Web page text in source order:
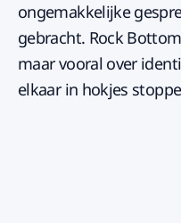
ongemakkelijke
gebracht. Rock
maar vooral over
elkaar in hokjes